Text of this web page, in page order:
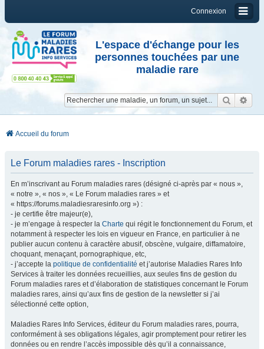
Connexion
L'espace d'échange pour les
personnes touchées par une
maladie rare
Accueil du forum
Le Forum maladies rares - Inscription
En m’inscrivant au Forum maladies rares (désigné ci-après par « nous »,
« notre », « nos », « Le Forum maladies rares » et
« https://forums.maladiesraresinfo.org ») :
- je certifie être majeur(e),
- je m’engage à respecter la Charte qui régit le fonctionnement du Forum, et
notamment à respecter les lois en vigueur en France, en particulier à ne
publier aucun contenu à caractère abusif, obscène, vulgaire, diffamatoire,
choquant, menaçant, pornographique, etc,
- j’accepte la politique de confidentialité et j’autorise Maladies Rares Info
Services à traiter les données recueillies, aux seules fins de gestion du
Forum maladies rares et d’élaboration de statistiques concernant le Forum
maladies rares, ainsi qu’aux fins de gestion de la newsletter si j’ai
sélectionné cette option,
Maladies Rares Info Services, éditeur du Forum maladies rares, pourra,
conformément à ses obligations légales, agir promptement pour retirer les
données ou en rendre l’accès impossible dès qu’il a connaissance,